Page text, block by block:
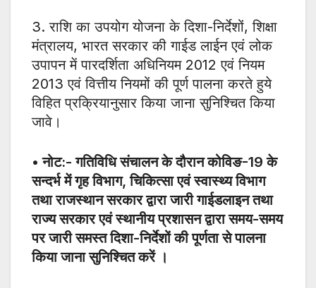
3. राशि का उपयोग योजना के दिशा-निर्देशों, शिक्षा
मंत्रालय, भारत सरकार की गाईड लाईन एवं लोक
उपापन में पारदर्शिता अधिनियम 2012 एवं नियम
2013 एवं वित्तीय नियमों की पूर्ण पालना करते हुये
विहित प्रक्रियानुसार किया जाना सुनिश्चित किया
जावे।
• नोट:- गतिविधि संचालन के दौरान कोविङ-19 के
सन्दर्भ में गृह विभाग, चिकित्सा एवं स्वास्थ्य विभाग
तथा राजस्थान सरकार द्वारा जारी गाईडलाइन तथा
राज्य सरकार एवं स्थानीय प्रशासन द्वारा समय-समय
पर जारी समस्त दिशा-निर्देशों की पूर्णता से पालना
किया जाना सुनिश्चित करें ।